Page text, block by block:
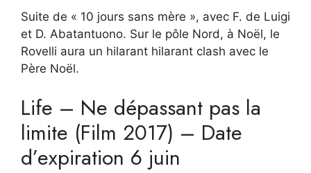
Suite de « 10 jours sans mère », avec F. de Luigi
et D. Abatantuono. Sur le pôle Nord, à Noël, le
Rovelli aura un hilarant hilarant clash avec le
Père Noël.
Life – Ne dépassant pas la
limite (Film 2017) – Date
d’expiration 6 juin